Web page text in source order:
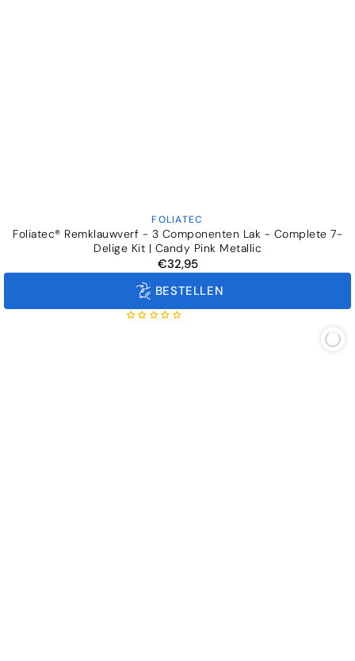
Verkoper:
FOLIATEC
Foliatec® Remklauwverf - 3 Componenten Lak - Complete 7-
Delige Kit | Candy Pink Metallic
Normale
€32,95
BESTELLEN